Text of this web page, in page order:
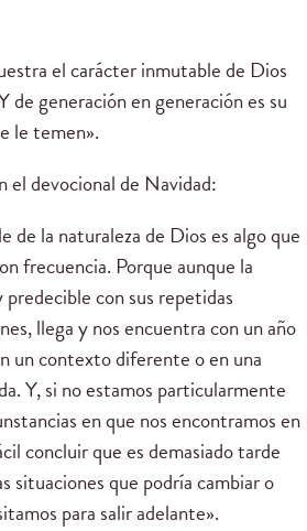
el carácter inmutable de Dios
de generación en generación es su
le temen».
el devocional de Navidad:
de la naturaleza de Dios es algo que
frecuencia. Porque aunque la
con sus repetidas
llega y nos encuentra con un año
un contexto diferente o en una
Y, si no estamos particularmente
en que nos encontramos en
concluir que es demasiado tarde
situaciones que podría cambiar o
para salir adelante».